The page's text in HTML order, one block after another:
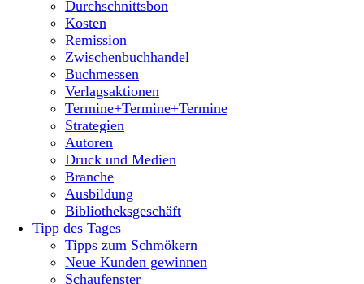
Durchschnittsbon
Kosten
Remission
Zwischenbuchhandel
Buchmessen
Verlagsaktionen
Termine+Termine+Termine
Strategien
Autoren
Druck und Medien
Branche
Ausbildung
Bibliotheksgeschäft
Tipp des Tages
Tipps zum Schmökern
Neue Kunden gewinnen
Schaufenster